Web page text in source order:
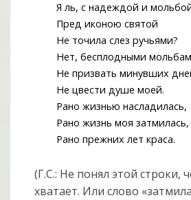
Я ль, с надеждой и
Пред иконою святой
Не точила слез ручьями?
Нет, бесплодными
Не призвать минувших
Не цвести душе моей.
Рано жизнью насладилась,
Рано жизнь моя затмилась,
Рано прежних лет краса.
(Г.С.: Не понял этой строки,
хватает. Или слово